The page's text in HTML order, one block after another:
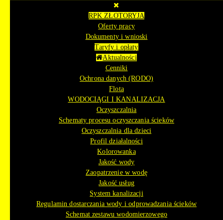
RPK ZŁOTORYJA
Oferty pracy
Dokumenty i wnioski
Taryfy i opłaty
Aktualności
Cenniki
Ochrona danych (RODO)
Flota
WODOCIĄGI I KANALIZACJA
Oczyszczalnia
Schematy procesu oczyszczania ścieków
Oczyszczalnia dla dzieci
Profil działalności
Kolorowanka
Jakość wody
Zaopatrzenie w wodę
Jakość usług
System kanalizacji
Regulamin dostarczania wody i odprowadzania ścieków
Schemat zestawu wodomierzowego